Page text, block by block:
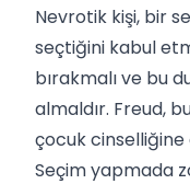
Nevrotik kişi, bir
seçtiğini kabul
bırakmalı ve bu
almaldır. Freud,
çocuk cinselliğine
Seçim yapmada